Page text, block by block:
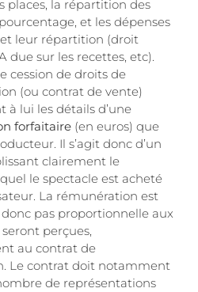
places, la répartition des
et les dépenses
leur répartition (droit
due sur les recettes, etc).
cession de droits de
(ou contrat de vente)
à lui les détails d’une
forfaitaire(en euros) que
Il s’agit donc d’un
clairement le
le spectacle est acheté
La rémunération est
donc pas proportionnelle aux
perçues,
au contrat de
Le contrat doit notamment
de représentations